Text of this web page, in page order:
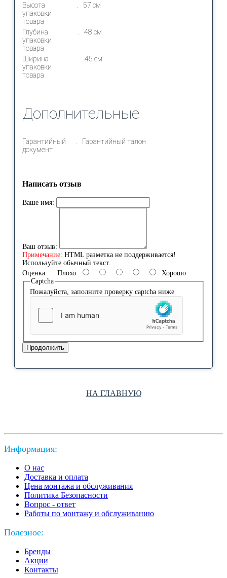
Высота
упаковки
товара
57 см
Глубина
упаковки
товара
48 см
Ширина
упаковки
товара
45 см
Дополнительные
Гарантийный
документ
Гарантийный талон
Написать отзыв
Ваше имя:
Ваш отзыв:
Примечание: HTML разметка не поддерживается!
Используйте обычный текст.
Оценка: Плохо
Хорошо
Captcha
Пожалуйста, заполните проверку captcha ниже
Продолжить
НА ГЛАВНУЮ
Информация:
О нас
Доставка и оплата
Цена монтажа и обслуживания
Политика Безопасности
Вопрос - ответ
Работы по монтажу и обслуживанию
Полезное:
Бренды
Акции
Контакты